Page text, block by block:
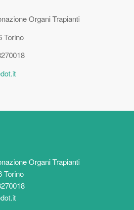
Organi Trapianti
Torino
Organi Trapianti
Torino